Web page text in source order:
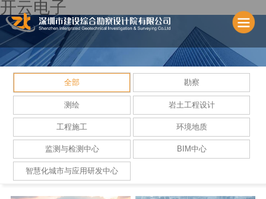
开云电子
全部 勘察
测绘 岩土工程设计
工程施工 环境地质
监测与检测中心 BIM中心
智慧化城市与应用研发中心